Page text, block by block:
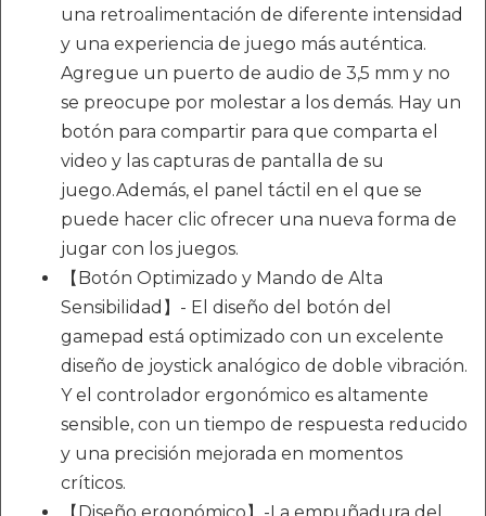
una retroalimentación de diferente intensidad
y una experiencia de juego más auténtica.
Agregue un puerto de audio de 3,5 mm y no
se preocupe por molestar a los demás. Hay un
botón para compartir para que comparta el
video y las capturas de pantalla de su
juego.Además, el panel táctil en el que se
puede hacer clic ofrecer una nueva forma de
jugar con los juegos.
【Botón Optimizado y Mando de Alta
Sensibilidad】- El diseño del botón del
gamepad está optimizado con un excelente
diseño de joystick analógico de doble vibración.
Y el controlador ergonómico es altamente
sensible, con un tiempo de respuesta reducido
y una precisión mejorada en momentos
críticos.